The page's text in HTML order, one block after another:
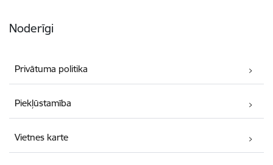
Noderīgi
Privātuma politika
Piekļūstamība
Vietnes karte